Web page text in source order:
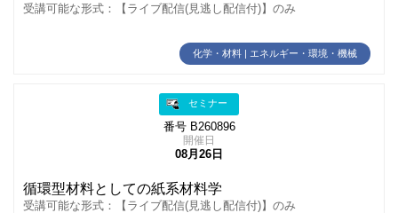
受講可能な形式：【ライブ配信(見逃し配信付)】のみ
化学・材料 | エネルギー・環境・機械
セミナー
番号 B260896
開催日
08月26日
循環型材料としての紙系材料学
受講可能な形式：【ライブ配信(見逃し配信付)】のみ